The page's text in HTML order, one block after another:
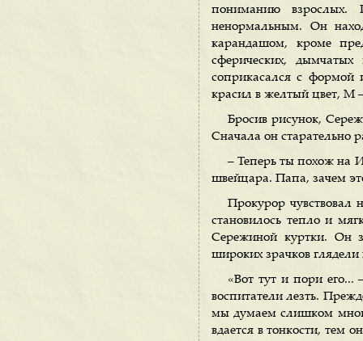
пониманию взрослых.
ненормальным. Он
карандашом, кроме
сферических,
соприкасался с формой
красил в желтый цвет, M
Бросив рисунок,
Сначала он старательно
– Теперь ты похож на
швейцара. Папа, зачем
Прокурор чувствовал
становилось тепло и
Сережиной куртки. Он
широких зрачков
«Вот тут и пори
воспитатели лезть.
мы думаем слишком
вдается в тонкости, тем